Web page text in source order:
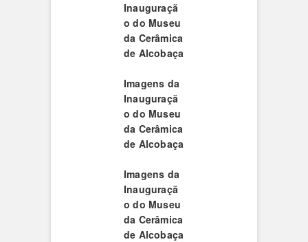
Inauguraçã
o do Museu
da Cerâmica
de Alcobaça
Imagens da
Inauguraçã
o do Museu
da Cerâmica
de Alcobaça
Imagens da
Inauguraçã
o do Museu
da Cerâmica
de Alcobaça